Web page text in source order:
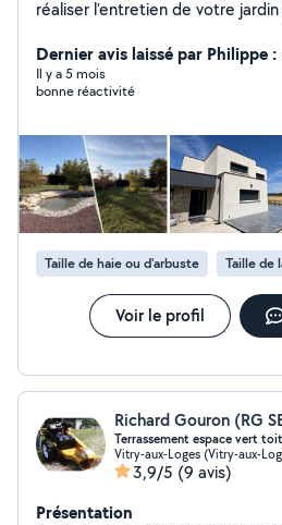
réaliser l'entretien de votre
également réaliser des créations
pétanque, massifs, allée, terrasse). Titulaire d'un
poid lourd, je peux également
Je suis quelqu'un de passionné
minutieux et apportant mes
afin de réaliser au mieux votre
Dernier avis laissé par Philippe
Il y a 5 mois
bonne réactivité
Taille de haie ou d'arbuste Taille de
Voir le profil
Richard Gouron (RG
Terrassement espace vert
Vitry-aux-Loges (Vitry-aux-
3,9/5 (9 avis)
Présentation